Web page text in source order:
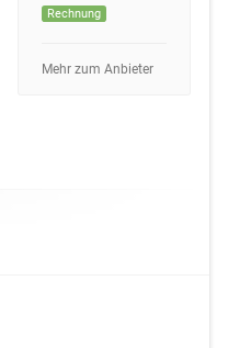
Rechnung
Mehr zum Anbieter